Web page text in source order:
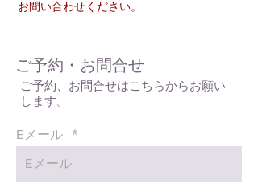
お問い合わせください。
ご予約・お問合せ
​ご予約、お問合せはこちらからお願い
します。
Eメール